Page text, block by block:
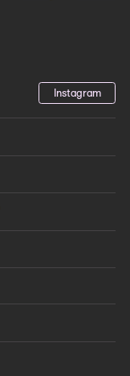
Instagram